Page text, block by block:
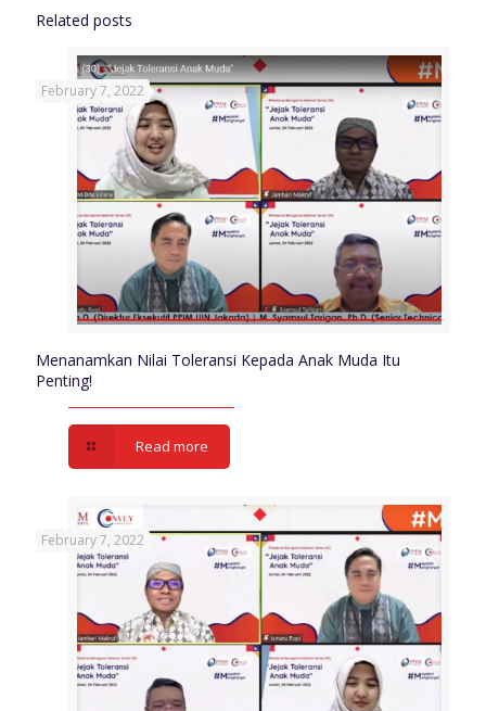
Related posts
February 7, 2022
Menanamkan Nilai Toleransi Kepada Anak Muda Itu
Penting!
Read more
February 7, 2022